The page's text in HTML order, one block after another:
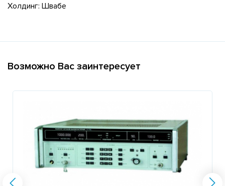
Холдинг: Швабе
Возможно Вас заинтересует